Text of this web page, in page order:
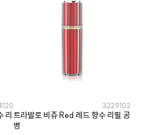
리
3229102
트라발로 비쥬 Red 레드 향수 리필 공
병